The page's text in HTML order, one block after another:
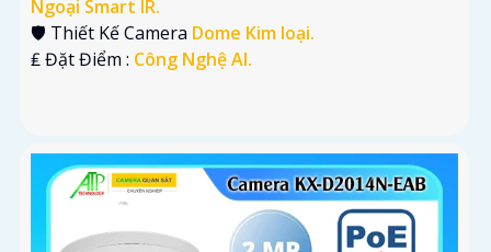
Ngoại Smart IR.
🛡 Thiết Kế Camera Dome Kim loại.
️₤ Đặt Điểm : Công Nghệ AI.